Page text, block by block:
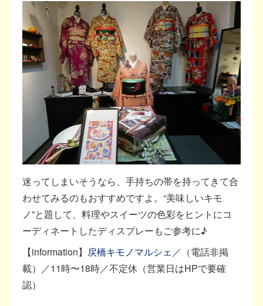
迷ってしまいそうなら、手持ちの帯を持ってきて合
わせてみるのもおすすめですよ。“美味しいキモ
ノ”と題して、料理やスイーツの色彩をヒントにコ
ーディネートしたディスプレーもご参考に♪
【information】 戻橋キモノマルシェ ／（電話非掲
載）／11時〜18時／不定休（営業日はHPで要確
認）